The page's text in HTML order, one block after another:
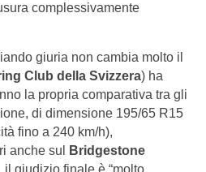
complessivamente
giuria non cambia molto il
Club della Svizzera) ha
la propria comparativa tra gli
di dimensione 195/65 R15
fino a 240 km/h),
anche sul
Bridgestone
il giudizio finale è “molto